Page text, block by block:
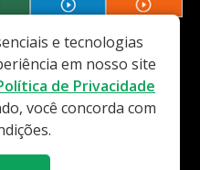
e tecnologias
em nosso site
de Privacidade
você concorda com